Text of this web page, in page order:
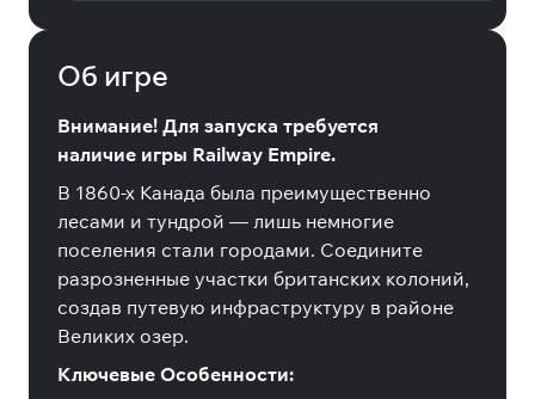
Об игре
Внимание! Для запуска требуется
наличие игры Railway Empire.
В 1860-х Канада была преимущественно
лесами и тундрой — лишь немногие
поселения стали городами. Соедините
разрозненные участки британских колоний,
создав путевую инфраструктуру в районе
Великих озер.
Ключевые Особенности: